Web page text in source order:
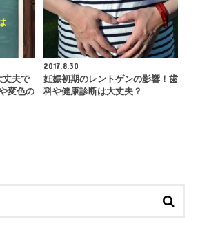
丈夫で
変色の
2017.8.30
妊娠初期のレントゲンの影響！歯
科や健康診断は大丈夫？